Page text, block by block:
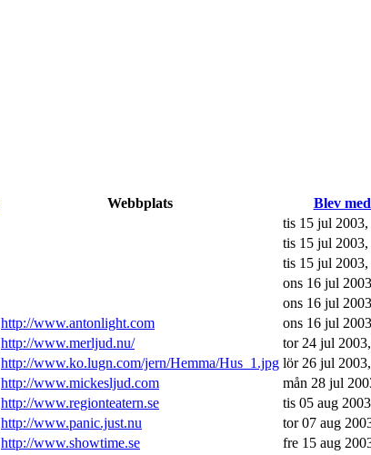
Webbplats
Blev
tis 15 jul
tis 15 jul
tis 15 jul
ons 16 jul
ons 16 jul
http://www.antonlight.com
ons 16 jul
http://www.merljud.nu/
tor 24 jul
http://www.ko.lugn.com/jern/Hemma/Hus_1.jpg lör 26 jul
http://www.mickesljud.com
mån 28 jul
http://www.regionteatern.se
tis 05 aug
http://www.panic.just.nu
tor 07 aug
http://www.showtime.se
fre 15 aug